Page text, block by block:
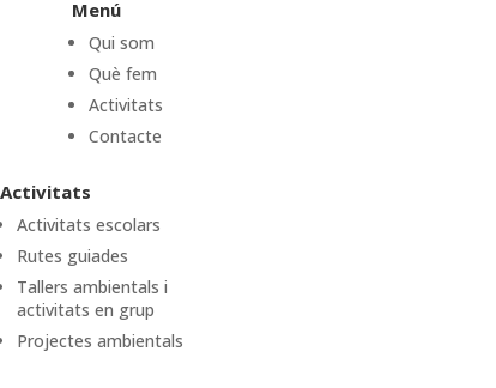
Menú
Qui som
Què fem
Activitats
Contacte
Activitats
Activitats escolars
Rutes guiades
Tallers ambientals i
activitats en grup
Projectes ambientals